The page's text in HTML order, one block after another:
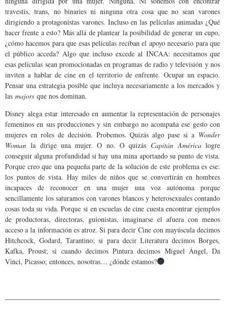
travestis, trans, no binaries ni ninguna otra cosa que no sean varones
dirigiendo a protagonistas varones. Incluso en las películas animadas ¿Qué
hacer frente a esto? Más allá de plantear la posibilidad de generar un cupo,
¿cómo hacemos para que esas películas reciban el apoyo necesario para que
el público acceda? Algo que incluso excede al INCAA: necesitamos que
esas películas sean promocionadas en programas de radio y televisión y nos
inviten a hablar de cine en el territorio de enfrente. Ocupar un espacio.
Pensar una estrategia posible que incluya necesariamente a los mercados y
las majors que nos dominan.
Disney alega estar interesado en aumentar la representación de personajes
femeninos en sus producciones y sin embargo no acompaña ese gesto con
mujeres en roles de decisión. Probemos. Quizás algo pase si a Wonder
Woman la dirige una mujer. O no. O quizás Capitán Américalogre
conseguir alguna profundidad si hay una mina aportando su punto de vista.
Porque creo que una pequeña parte de la solución de este problema es ese:
los puntos de vista. Hay miles de niños que se convertirán en hombres
incapaces de reconocer en una mujer una voz autónoma porque
sencillamente los saturamos con varones blancos y heterosexuales contando
cosas toda su vida. Porque si en escuelas de cine cuesta encontrar ejemplos
de productoras, directoras, guionistas, imaginarse el afuera con menos
acceso a la información es atroz. Si para decir Cine con mayúscula decimos
Hitchcock, Godard, Tarantino; si para decir Literatura decimos Borges,
Kafka, Proust; si cuando decimos Pintura decimos Miguel Ángel, Da
Vinci, Picasso; entonces, nosotras… ¿dónde estamos?